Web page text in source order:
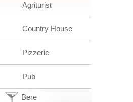
Agriturist
Country House
Pizzerie
Pub
Bere